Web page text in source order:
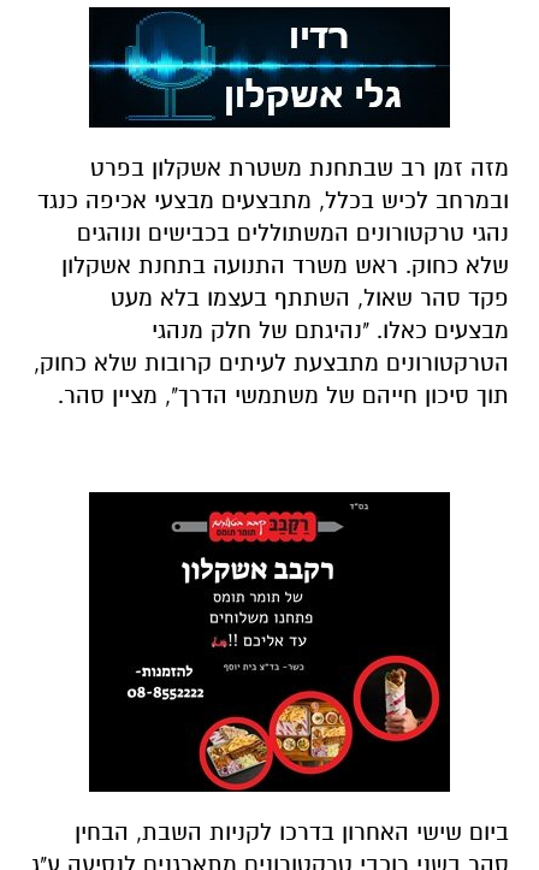
מזה זמן רב שבתחנת משטרת אשקלון בפרט
ובמרחב לכיש בכלל, מתבצעים מבצעי אכיפה כנגד
נהגי טרקטורונים המשתוללים בכבישים ונוהגים
שלא כחוק. ראש משרד התנועה בתחנת אשקלון
פקד סהר שאול, השתתף בעצמו בלא מעט
מבצעים כאלו. "נהיגתם של חלק מנהגי
הטרקטורונים מתבצעת לעיתים קרובות שלא כחוק,
תוך סיכון חייהם של משתמשי הדרך", מציין סהר.
ביום שישי האחרון בדרכו לקניות השבת, הבחין